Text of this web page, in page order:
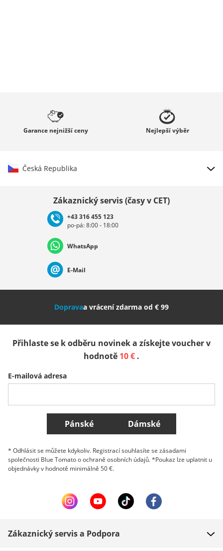
Garance nejnižší ceny Nejlepšívýběr
Česká Republika
Deutschland Österreich
Nederland Italia (Italiano) Italien (Deutsch)
Slovenija
Belgique (Français) Danmark Norge
Všechny země
Zákaznický servis (časy v CET)
+43 316 455 123
po-pá: 8:00 - 18:00
WhatsApp
E-Mail
Dopravaa vrácení zdarma od € 99
Přihlaste se k odběru novinek a získejte voucher v
hodnotě 10 € .
E-mailová adresa
Pánské Dámské
* Odhlásit se můžete kdykoliv. Registrací souhlasíte se zásadami
společnosti Blue Tomato o ochraně osobních údajů. *Poukaz lze uplatnit u
objednávky v hodnotě minimálně 50 €.
Zákaznický servis a Podpora